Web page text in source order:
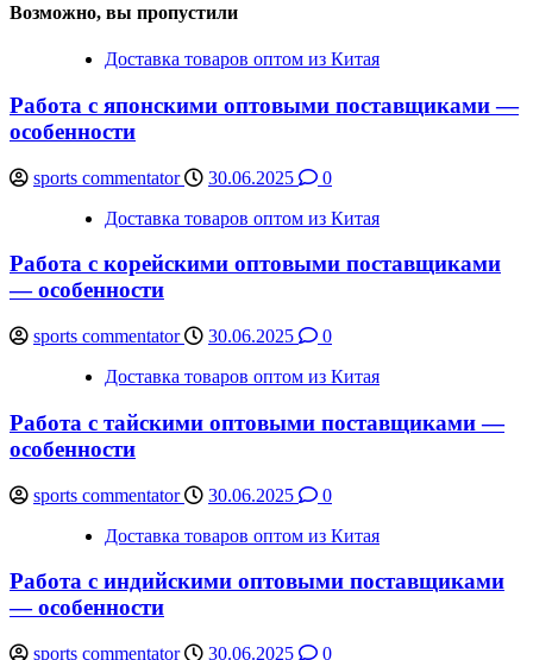
Возможно, вы пропустили
Доставка товаров оптом из Китая
Работа с японскими оптовыми поставщиками —
особенности
sports commentator 30.06.2025
0
Доставка товаров оптом из Китая
Работа с корейскими оптовыми поставщиками
— особенности
sports commentator 30.06.2025
0
Доставка товаров оптом из Китая
Работа с тайскими оптовыми поставщиками —
особенности
sports commentator 30.06.2025
0
Доставка товаров оптом из Китая
Работа с индийскими оптовыми поставщиками
— особенности
sports commentator 30.06.2025 0